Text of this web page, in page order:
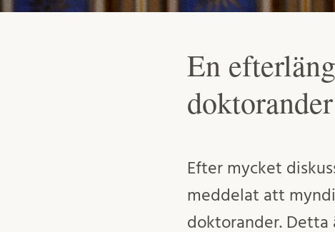
En
doktorander
Efter mycket
meddelat att
doktorander. Detta